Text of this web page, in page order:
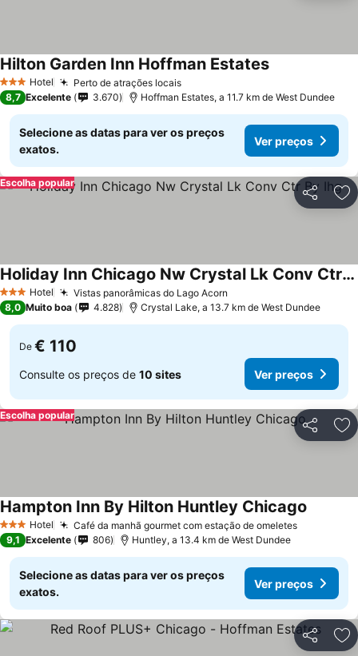
3 EstrelasHotel Perto de atrações locaisVer preços
Hilton Garden Inn Hoffman EstatesVer preços
8,7 Excelente 3.670 Hoffman Estates, a 11.7 km de West Dundee
Selecione as datas para ver os preços
exatos.
Ver preços
Partilhar
Escolha popular
3 EstrelasHotel Vistas panorâmicas do Lago Acorn
Holiday Inn Chicago Nw Crystal Lk Conv Ctr By Ihg
Ver preços
8,0 Muito boa 4.828 Crystal Lake, a 13.7 km de West Dundee
De € 110
Consulte os preços de 10 sites Ver preços
Partilhar
Escolha popular
3 EstrelasHotel Café da manhã gourmet com estação de omeletesVer
Hampton Inn By Hilton Huntley Chicago
9,1 Excelente 806 Huntley, a 13.4 km de West Dundee
Selecione as datas para ver os preços
exatos.
Ver preços
Partilhar